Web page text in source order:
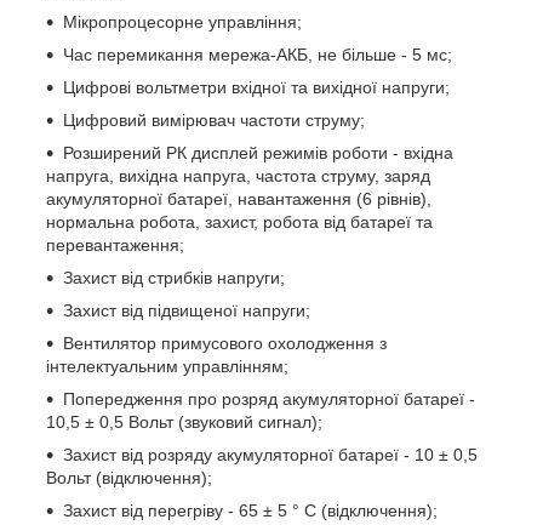
Мікропроцесорне управління;
Час перемикання мережа-АКБ, не більше - 5 мс;
Цифрові вольтметри вхідної та вихідної напруги;
Цифровий вимірювач частоти струму;
Розширений РК дисплей режимів роботи - вхідна
напруга, вихідна напруга, частота струму, заряд
акумуляторної батареї, навантаження (6 рівнів),
нормальна робота, захист, робота від батареї та
перевантаження;
Захист від стрибків напруги;
Захист від підвищеної напруги;
Вентилятор примусового охолодження з
інтелектуальним управлінням;
Попередження про розряд акумуляторної батареї -
10,5 ± 0,5 Вольт (звуковий сигнал);
Захист від розряду акумуляторної батареї - 10 ± 0,5
Вольт (відключення);
Захист від перегріву - 65 ± 5 ° C (відключення);